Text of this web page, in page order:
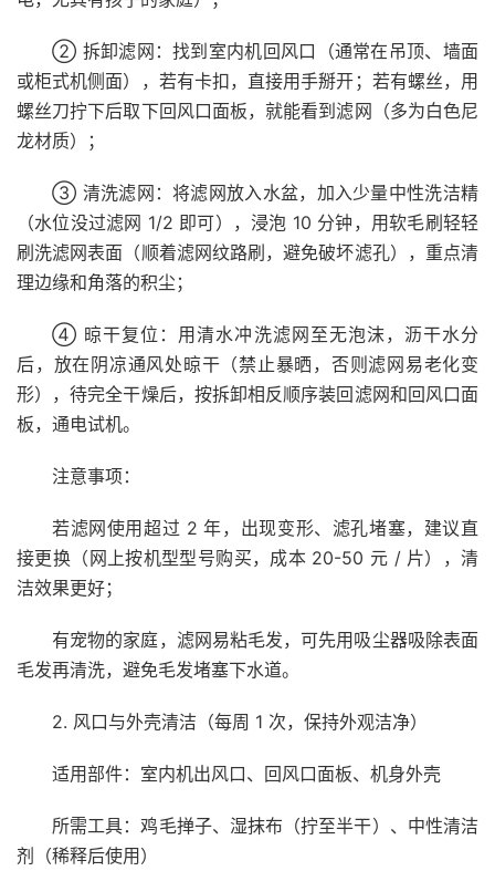
② 拆卸滤网：找到室内机回风口（通常在吊顶、墙面
或柜式机侧面），若有卡扣，直接用手掰开；若有螺丝，用
螺丝刀拧下后取下回风口面板，就能看到滤网（多为白色尼
龙材质）；
③ 清洗滤网：将滤网放入水盆，加入少量中性洗洁精
（水位没过滤网 1/2 即可），浸泡 10 分钟，用软毛刷轻轻
刷洗滤网表面（顺着滤网纹路刷，避免破坏滤孔），重点清
理边缘和角落的积尘；
④ 晾干复位：用清水冲洗滤网至无泡沫，沥干水分
后，放在阴凉通风处晾干（禁止暴晒，否则滤网易老化变
形），待完全干燥后，按拆卸相反顺序装回滤网和回风口面
板，通电试机。
注意事项：
若滤网使用超过 2 年，出现变形、滤孔堵塞，建议直
接更换（网上按机型型号购买，成本 20-50 元 / 片），清
洁效果更好；
有宠物的家庭，滤网易粘毛发，可先用吸尘器吸除表面
毛发再清洗，避免毛发堵塞下水道。
2. 风口与外壳清洁（每周 1 次，保持外观洁净）
适用部件：室内机出风口、回风口面板、机身外壳
所需工具：鸡毛掸子、湿抹布（拧至半干）、中性清洁
剂（稀释后使用）